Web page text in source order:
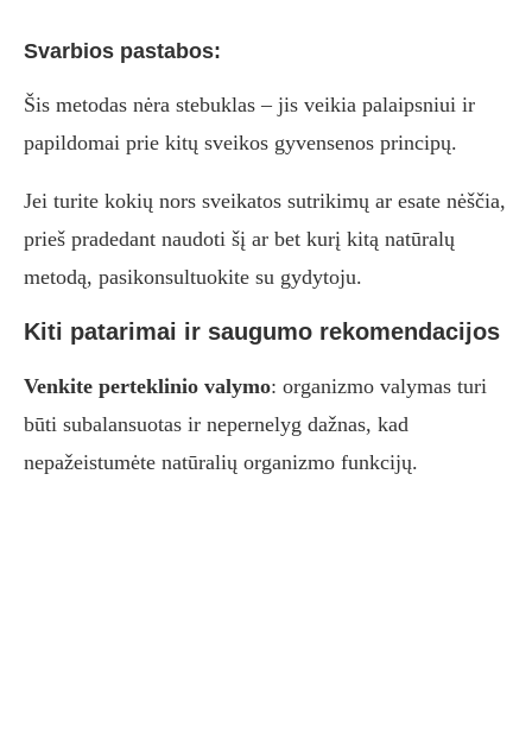
Svarbios pastabos:
Šis metodas nėra stebuklas – jis veikia palaipsniui ir
papildomai prie kitų sveikos gyvensenos principų.
Jei turite kokių nors sveikatos sutrikimų ar esate nėščia,
prieš pradedant naudoti šį ar bet kurį kitą natūralų
metodą, pasikonsultuokite su gydytoju.
Kiti patarimai ir saugumo rekomendacijos
Venkite perteklinio valymo: organizmo valymas turi
būti subalansuotas ir nepernelyg dažnas, kad
nepažeistumėte natūralių organizmo funkcijų.